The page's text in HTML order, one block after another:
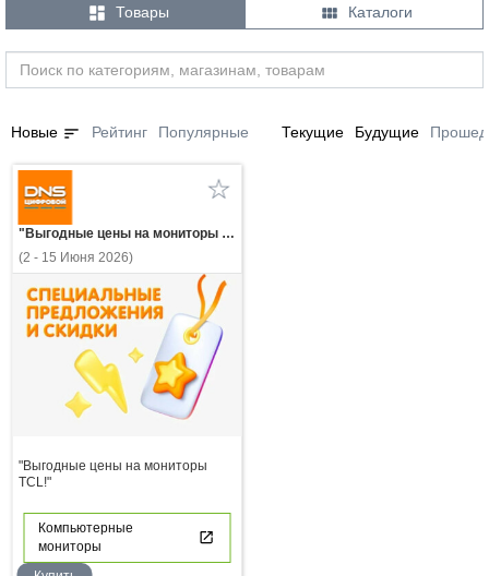
 Товары  Каталоги
Новые sort Рейтинг Популярные Текущие Будущие
"Выгодные цены на мониторы TCL!"
(2 - 15 Июня 2026)
"Выгодные цены на мониторы
TCL!"
Компьютерные
мониторы